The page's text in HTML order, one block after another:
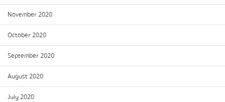
November 2020
October 2020
September 2020
August 2020
July 2020